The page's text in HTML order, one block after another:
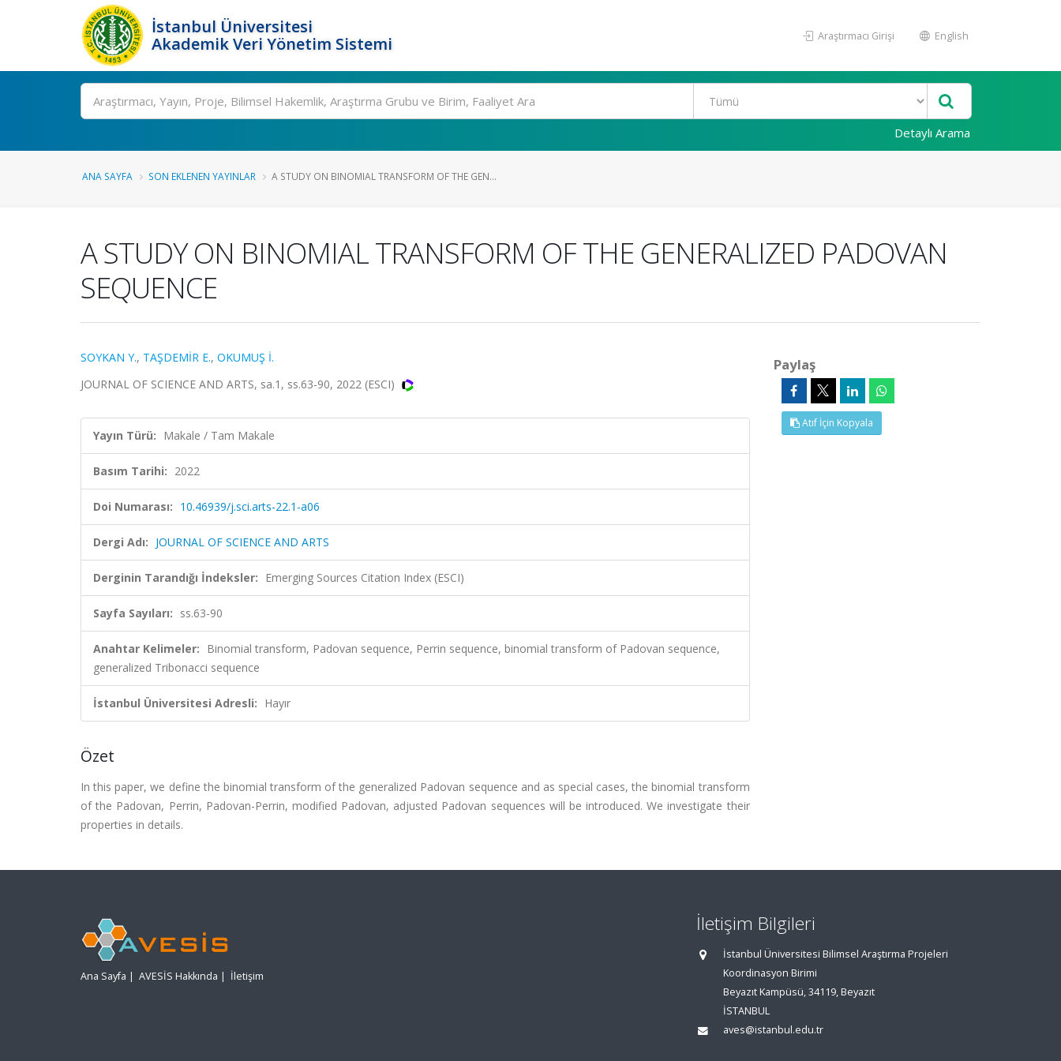
İstanbul Üniversitesi
Akademik Veri Yönetim Sistemi
Araştırmacı Girişi English
Ara
Detaylı Arama
ANA SAYFA SON EKLENEN YAYINLAR A STUDY ON BINOMIAL TRANSFORM OF THE GEN...
A STUDY ON BINOMIAL TRANSFORM OF THE GENERALIZED PADOVAN
SEQUENCE
SOYKAN Y., TAŞDEMİR E., OKUMUŞ İ.
JOURNAL OF SCIENCE AND ARTS, sa.1, ss.63-90, 2022 (ESCI)
Yayın Türü: Makale / Tam Makale
Basım Tarihi: 2022
Doi Numarası: 10.46939/j.sci.arts-22.1-a06
Dergi Adı: JOURNAL OF SCIENCE AND ARTS
Derginin Tarandığı İndeksler: Emerging Sources Citation Index (ESCI)
Sayfa Sayıları: ss.63-90
Anahtar Kelimeler: Binomial transform, Padovan sequence, Perrin sequence, binomial transform of Padovan sequence,
generalized Tribonacci sequence
İstanbul Üniversitesi Adresli: Hayır
Özet
In this paper, we define the binomial transform of the generalized Padovan sequence and as special cases, the binomial transform
of the Padovan, Perrin, Padovan-Perrin, modified Padovan, adjusted Padovan sequences will be introduced. We investigate their
properties in details.
Paylaş
Atıf İçin Kopyala
Ana Sayfa | AVESİS Hakkında | İletişim
İletişim Bilgileri
İstanbul Üniversitesi Bilimsel Araştırma Projeleri
Koordinasyon Birimi
Beyazıt Kampüsü, 34119, Beyazıt
İSTANBUL
aves@istanbul.edu.tr